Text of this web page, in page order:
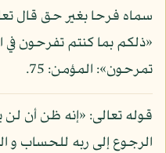
سماه فرحا بغير حق قال
«ذلكم بما كنتم تفرحون في
تمرحون»: المؤمن: 75.
قوله تعالى: «إنه ظن أن
الرجوع إلى ربه للحساب و